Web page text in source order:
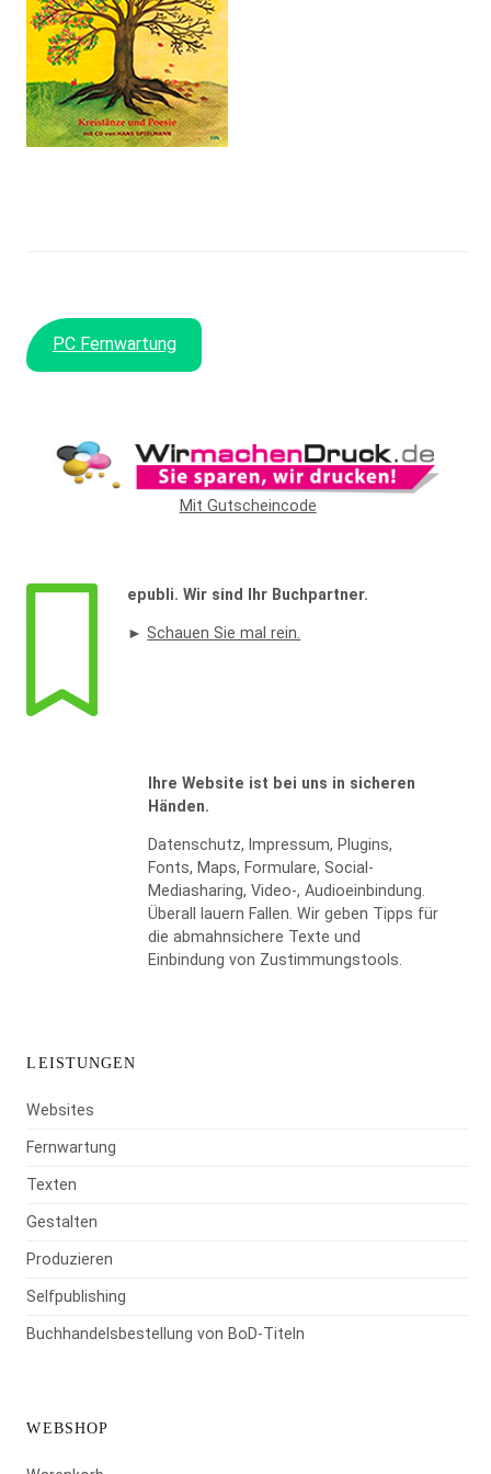
PC Fernwartung
Mit Gutscheincode
epubli. Wir sind Ihr Buchpartner.
►Schauen Sie mal rein.
Ihre Website ist bei uns in sicheren
Händen.
Datenschutz, Impressum, Plugins,
Fonts, Maps, Formulare, Social-
Mediasharing, Video-, Audioeinbindung.
Überall lauern Fallen. Wir geben Tipps für
die abmahnsichere Texte und
Einbindung von Zustimmungstools.
LEISTUNGEN
Websites
Fernwartung
Texten
Gestalten
Produzieren
Selfpublishing
Buchhandelsbestellung von BoD-Titeln
WEBSHOP
WIDERRUF BESTÄTIGEN